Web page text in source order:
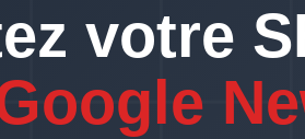
votre